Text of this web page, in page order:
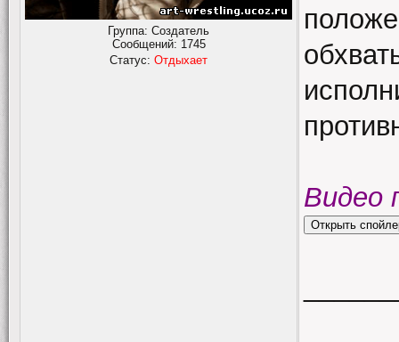
Группа: Создатель
Сообщений: 1745
Статус: Отдыхает
Видео